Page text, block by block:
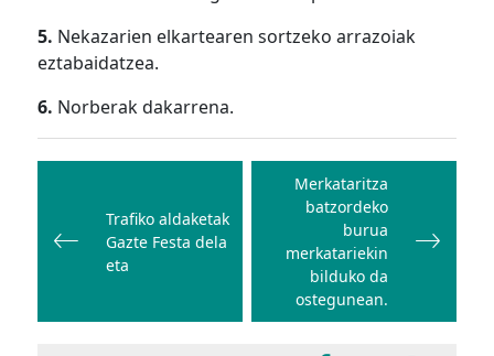
5. Nekazarien elkartearen sortzeko arrazoiak
eztabaidatzea.
6. Norberak dakarrena.
Bidalketetan
nabigatuTrafiko aldaketak
Gazte Festa dela
eta
Merkataritza
batzordeko
burua
merkatariekin
bilduko da
ostegunean.